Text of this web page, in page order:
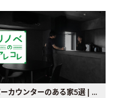
バーカウンターのある家5選 | 日常に馴染む“距離の近い”キッチンとは